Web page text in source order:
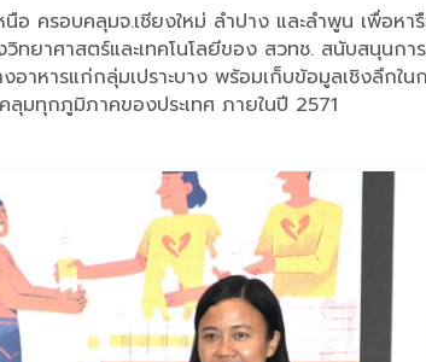
ครอบคลุมจ.เชียงใหม่ ลำปาง และลำพูน เพื่อห
ทยาศาสตร์และเทคโนโลยีของ สวทช. สนับสนุนก
หารแก่กลุ่มเปราะบาง พร้อมเก็บข้อมูลเชิงลึกใ
มทุกภูมิภาคของประเทศ ภายในปี 2571